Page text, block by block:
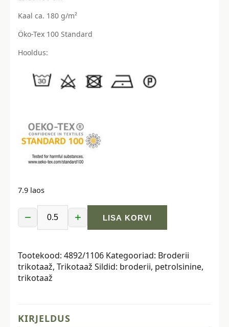
Kaal ca. 180 g/m²
Öko-Tex 100 Standard
Hooldus:
7.9 laos
−
Broderii
kogus
+ LISA KORVI
Tootekood: 4892/1106 Kategooriad: Broderii
trikotaaž, Trikotaaž Sildid: broderii, petrolsinine,
trikotaaž
KIRJELDUS